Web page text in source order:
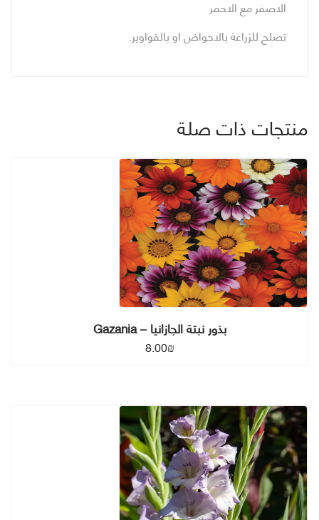
الاصفر مع الاحمر
تصلح للزراعة بالاحواض او بالقواوير.
منتجات ذات صلة
بذور نبتة الجازانيا – Gazania
8.00₪